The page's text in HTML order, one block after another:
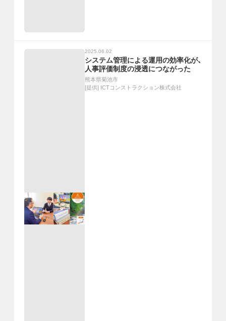
2025.06.02
システム管理による運用の効率化が、
人事評価制度の浸透につながった
熊本県菊池市
[提供] ICTコンストラクション株式会社